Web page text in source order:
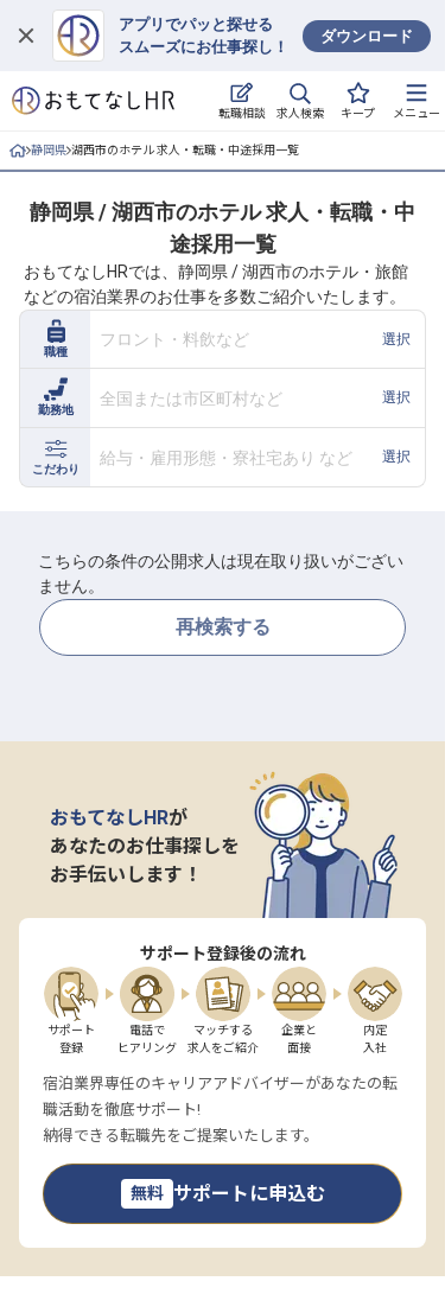
アプリでパッと探せる
スムーズにお仕事探し！
ダウンロード
転職相談 求人検索 キープ メニュー
ログイン
求人・施設を探す
就職・転職 合同説明会
おもてなしHRについて
ご利用の流れ
よくある質問
ホテル・宿泊業界情報コラム
無料 転職サポートに申し込む
採用をお考えの企業様へ
静岡県 湖西市のホテル 求人・転職・中途採用一覧
静岡県 / 湖西市のホテル 求人・転職・中
途採用一覧
おもてなしHRでは、静岡県 / 湖西市のホテル・旅館
などの宿泊業界のお仕事を多数ご紹介いたします。
職種
フロント・料飲など 選択
勤務地
全国または市区町村など 選択
こだわり
給与・雇用形態・寮社宅あり など 選択
こちらの条件の公開求人は現在取り扱いがござい
ません。
再検索する
おもてなしHRが
あなたのお仕事探しを
お手伝いします！
サポート登録後の流れ
サポート
登録
電話で
ヒアリング
マッチする
求人をご紹介
企業と
面接
内定
入社
宿泊業界専任のキャリアアドバイザーがあなたの転
職活動を徹底サポート!
納得できる転職先をご提案いたします。
無料 サポートに申込む